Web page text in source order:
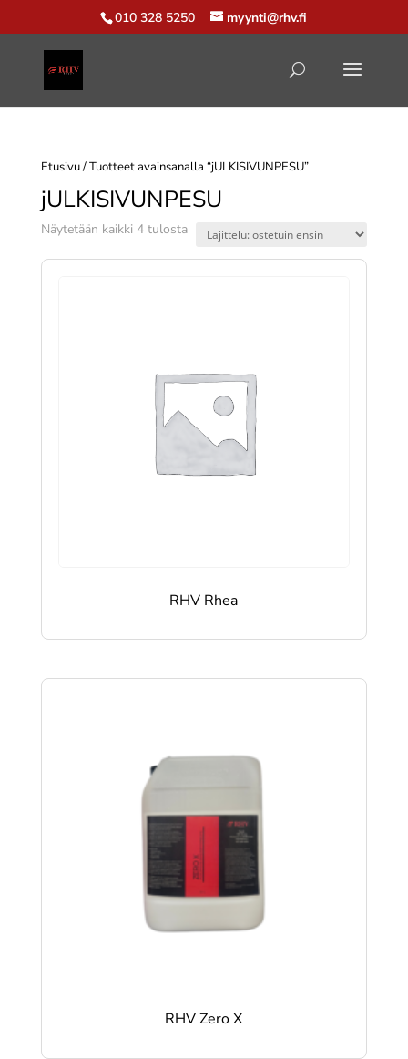
010 328 5250 myynti@rhv.fi
Etusivu/ Tuotteet avainsanalla “jULKISIVUNPESU”
jULKISIVUNPESU
Näytetään kaikki 4 tulostaSuosituimmat
ensin
RHV Rhea
RHV Zero X